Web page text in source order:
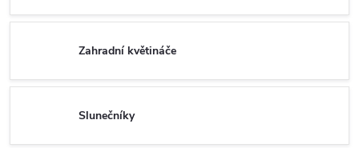
Zahradní květináče
Slunečníky